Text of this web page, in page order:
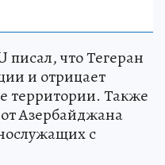
писал, что Тегеран
и отрицает
территории. Также
от Азербайджана
с